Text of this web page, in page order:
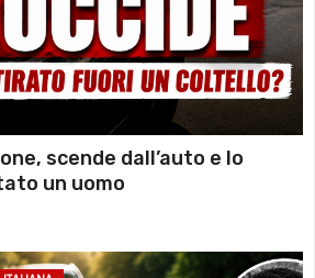
scende dall’auto e lo
un uomo